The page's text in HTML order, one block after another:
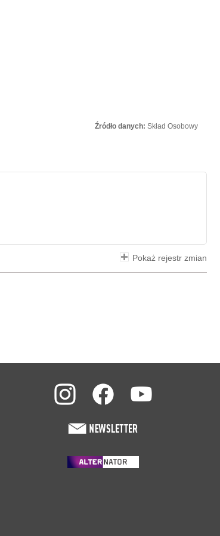
Źródło danych: Skład Osobowy
Pokaż rejestr zmian